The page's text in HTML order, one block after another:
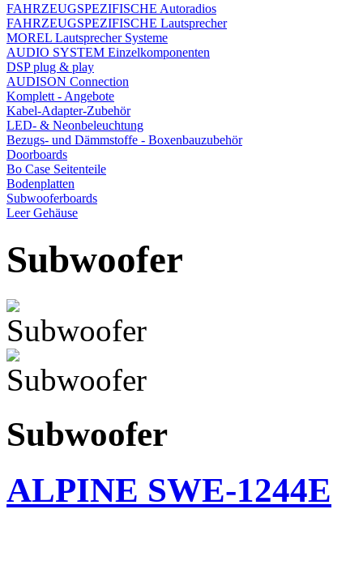
FAHRZEUGSPEZIFISCHE Autoradios
FAHRZEUGSPEZIFISCHE Lautsprecher
MOREL Lautsprecher Systeme
AUDIO SYSTEM Einzelkomponenten
DSP plug & play
AUDISON Connection
Komplett - Angebote
Kabel-Adapter-Zubehör
LED- & Neonbeleuchtung
Bezugs- und Dämmstoffe - Boxenbauzubehör
Doorboards
Bo Case Seitenteile
Bodenplatten
Subwooferboards
Leer Gehäuse
Subwoofer
Subwoofer
ALPINE SWE-1244E